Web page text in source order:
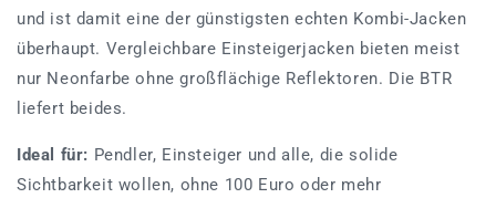
und ist damit eine der günstigsten echten Kombi-Jacken
überhaupt. Vergleichbare Einsteigerjacken bieten meist
nur Neonfarbe ohne großflächige Reflektoren. Die BTR
liefert beides.
Ideal für: Pendler, Einsteiger und alle, die solide
Sichtbarkeit wollen, ohne 100 Euro oder mehr